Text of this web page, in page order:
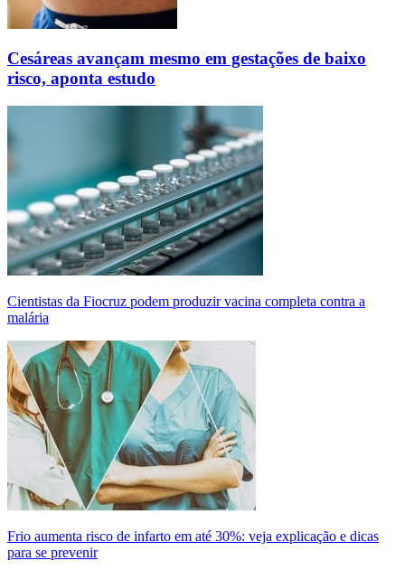
Cesáreas avançam mesmo em gestações de baixo
risco, aponta estudo
Cientistas da Fiocruz podem produzir vacina completa contra a
malária
Frio aumenta risco de infarto em até 30%: veja explicação e dicas
para se prevenir